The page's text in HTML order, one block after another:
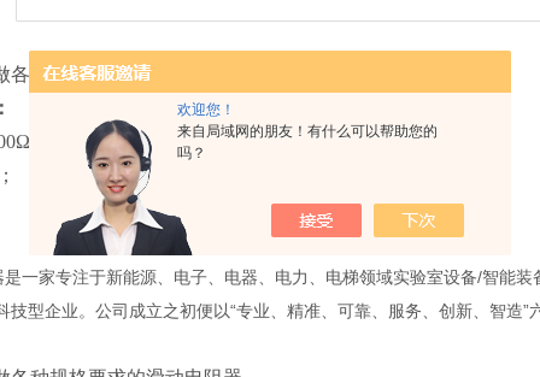
欢迎您！
来自局域网的朋友！有什么可以帮助您的
吗？
各种规格要求的滑动电阻器
；
一家专注于新能源、电子、电器、电力、电梯领域实验室设备/智能
技型企业。公司成立之初便以“专业、精准、可靠、服务、创新、智造